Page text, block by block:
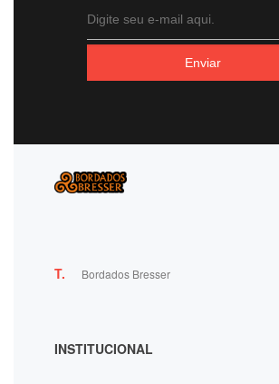
T. Bordados Bresser
INSTITUCIONAL